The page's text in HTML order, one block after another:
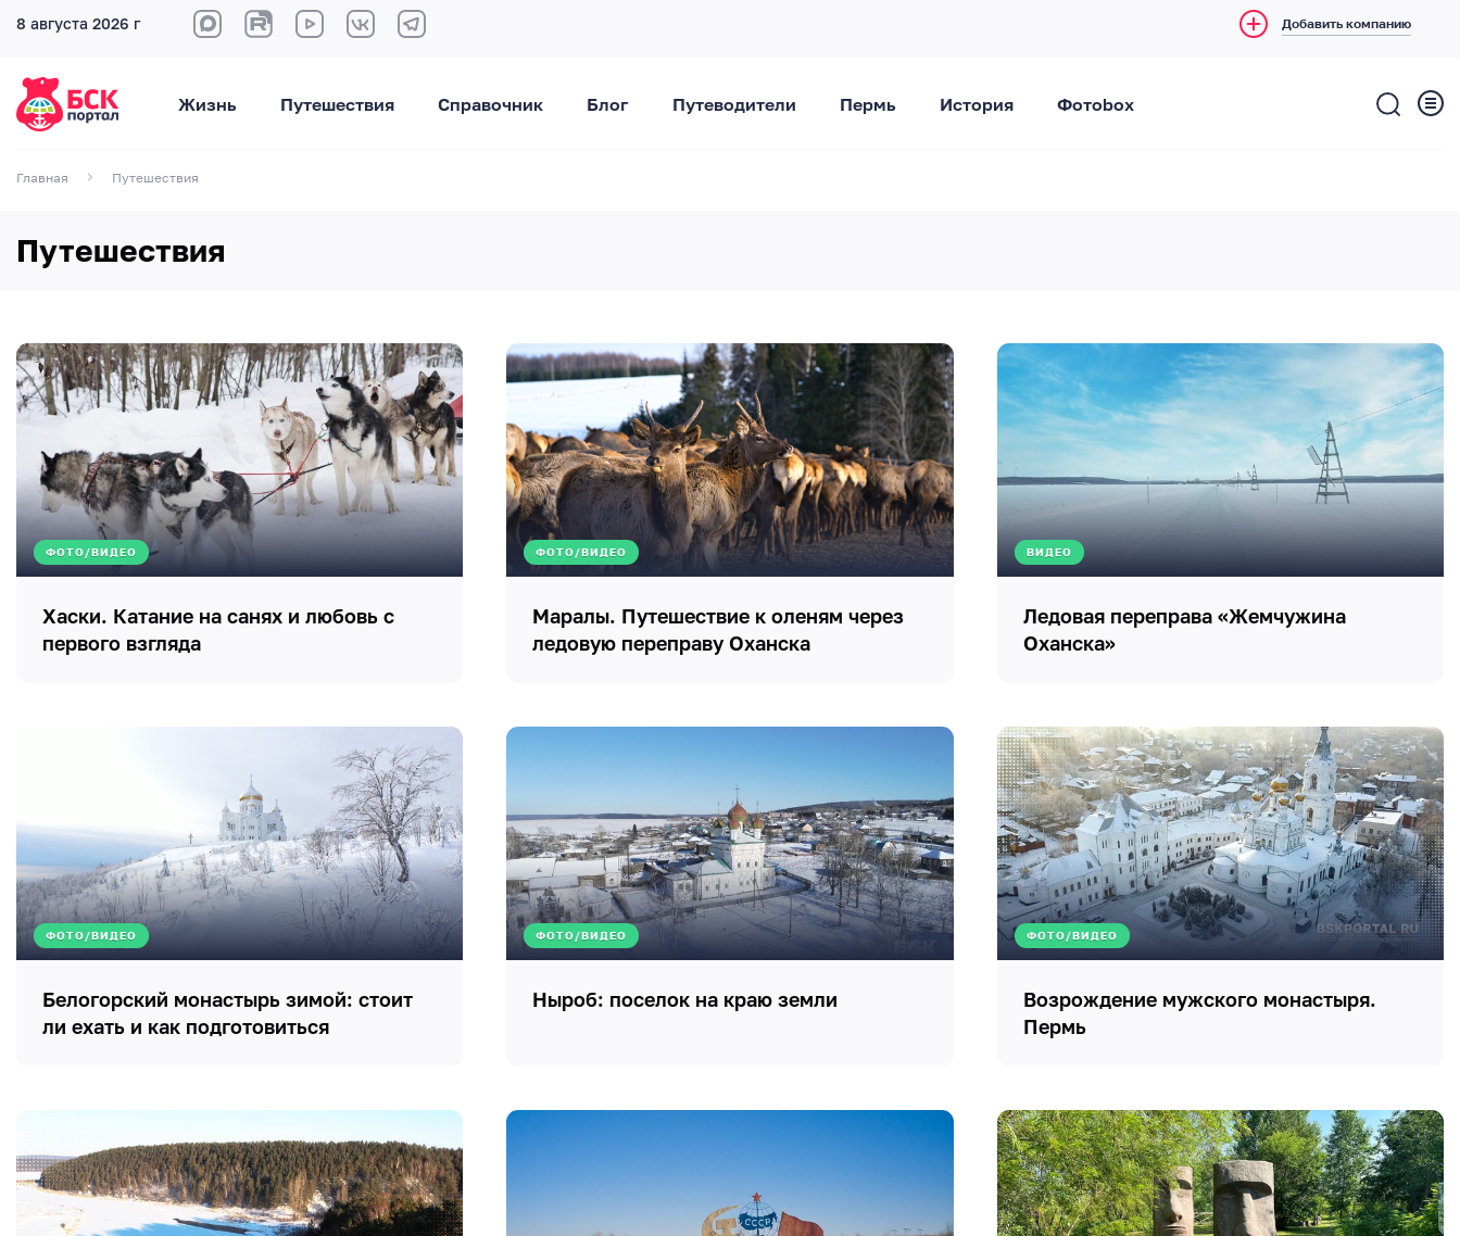
8 августа 2026 г Добавить компанию
Жизнь Путешествия Справочник Блог Путеводители Пермь История Фотоbox
Главная Путешествия
Путешествия
ФОТО/ВИДЕО
Хаски. Катание на санях и любовь с
первого взгляда
ФОТО/ВИДЕО
Маралы. Путешествие к оленям через
ледовую переправу Оханска
ВИДЕО
Ледовая переправа «Жемчужина
Оханска»
ФОТО/ВИДЕО
Белогорский монастырь зимой: стоит
ли ехать и как подготовиться
ФОТО/ВИДЕО
Ныроб: поселок на краю земли
ФОТО/ВИДЕО
Возрождение мужского монастыря.
Пермь